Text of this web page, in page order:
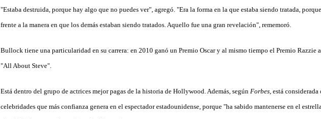
"Estaba destruida, porque hay algo que no puedes ver", agregó. "Era la forma en la que estaba siendo tratada,
frente a la manera en que los demás estaban siendo tratados. Aquello fue una gran revelación", rememoró.
Bullock tiene una particularidad en su carrera: en 2010 ganó un Premio Oscar y al mismo tiempo el Premio Razzie
"All About Steve".
Está dentro del grupo de actrices mejor pagas de la historia de Hollywood. Además, según Forbes , está
celebridades que más confianza genera en el espectador estadounidense, porque "ha sabido mantenerse en el